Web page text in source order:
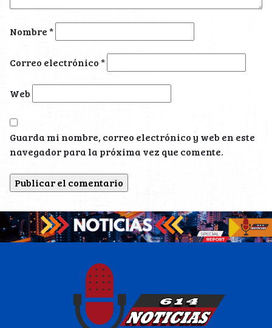
Nombre*
Correo electrónico*
Web
Guarda mi nombre, correo electrónico y web en este
navegador para la próxima vez que comente.